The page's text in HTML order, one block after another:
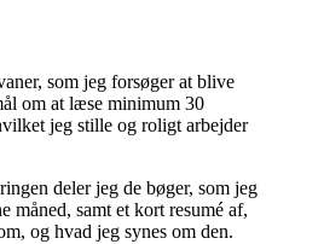
som jeg forsøger at blive
om at læse minimum 30
jeg stille og roligt arbejder
deler jeg de bøger, som jeg
måned, samt et kort resumé af,
og hvad jeg synes om den.